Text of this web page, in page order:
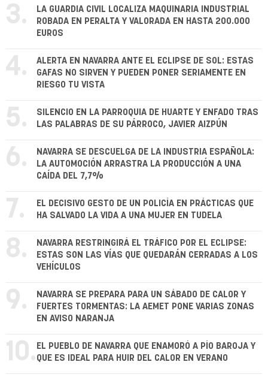
3.
LA GUARDIA CIVIL LOCALIZA MAQUINARIA INDUSTRIAL
ROBADA EN PERALTA Y VALORADA EN HASTA 200.000
EUROS
4.
ALERTA EN NAVARRA ANTE EL ECLIPSE DE SOL: ESTAS
GAFAS NO SIRVEN Y PUEDEN PONER SERIAMENTE EN
RIESGO TU VISTA
5.
SILENCIO EN LA PARROQUIA DE HUARTE Y ENFADO TRAS
LAS PALABRAS DE SU PÁRROCO, JAVIER AIZPÚN
6.
NAVARRA SE DESCUELGA DE LA INDUSTRIA ESPAÑOLA:
LA AUTOMOCIÓN ARRASTRA LA PRODUCCIÓN A UNA
CAÍDA DEL 7,7%
7.
EL DECISIVO GESTO DE UN POLICÍA EN PRÁCTICAS QUE
HA SALVADO LA VIDA A UNA MUJER EN TUDELA
8.
NAVARRA RESTRINGIRÁ EL TRÁFICO POR EL ECLIPSE:
ESTAS SON LAS VÍAS QUE QUEDARÁN CERRADAS A LOS
VEHÍCULOS
9.
NAVARRA SE PREPARA PARA UN SÁBADO DE CALOR Y
FUERTES TORMENTAS: LA AEMET PONE VARIAS ZONAS
EN AVISO NARANJA
10. EL PUEBLO DE NAVARRA QUE ENAMORÓ A PÍO BAROJA Y
QUE ES IDEAL PARA HUIR DEL CALOR EN VERANO